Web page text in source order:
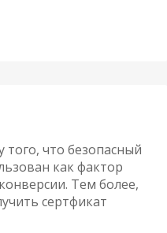
что безопасный
как фактор
Тем более,
сертфикат